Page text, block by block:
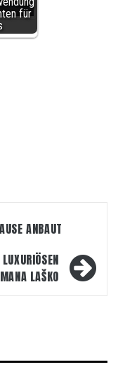
für
ANBAUT
LAŠKO